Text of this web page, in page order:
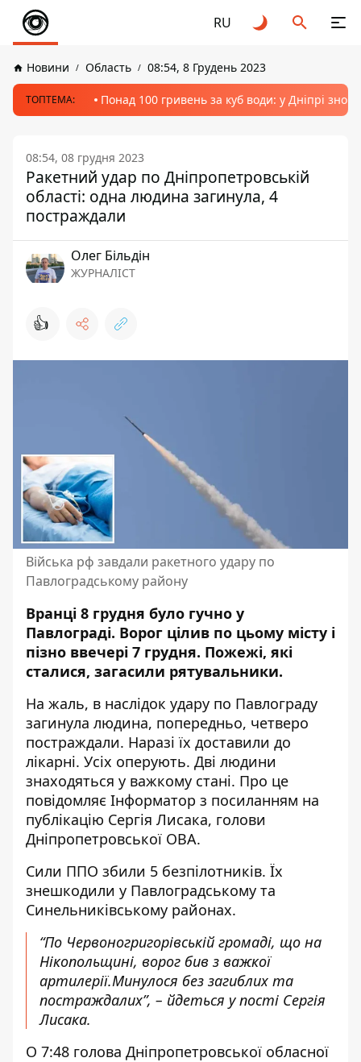
RU
Новини Область 08:54, 8 Грудень 2023
ТОПТЕМА: Понад 100 гривень за куб води: у Дніпрі
08:54, 08 грудня 2023
Ракетний удар по Дніпропетровській
області: одна людина загинула, 4
постраждали
Олег Більдін
ЖУРНАЛІСТ
👍
Війська рф завдали ракетного удару по
Павлоградському району
Вранці 8 грудня було гучно у
Павлограді. Ворог цілив по цьому місту і
пізно ввечері 7 грудня. Пожежі, які
сталися, загасили рятувальники.
На жаль, в наслідок удару по Павлограду
загинула людина, попередньо, четверо
постраждали. Наразі їх доставили до
лікарні. Усіх оперують. Дві людини
знаходяться у важкому стані. Про це
повідомляє Інформатор з посиланням на
публікацію Сергія Лисака, голови
Дніпропетровської ОВА.
Cили ППО збили 5 безпілотників. Їх
знешкодили у Павлоградському та
Синельниківському районах.
“По Червоногригорівській громаді, що на
Нікопольщині, ворог бив з важкої
артилерії.Минулося без загиблих та
постраждалих”, – йдеться у пості Сергія
Лисака.
О 7:48 голова Дніпропетровської обласної